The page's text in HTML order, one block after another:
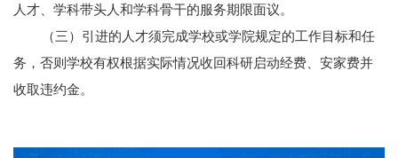
人才、学科带头人和学科骨干的服务期限面议。
（三）引进的人才须完成学校或学院规定的工作目标和任
务，否则学校有权根据实际情况收回科研启动经费、安家费并
收取违约金。